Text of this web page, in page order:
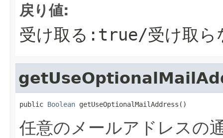
戻り値:
受け取る:true/受け取
public Boolean getUseOptionalMailAddress()
任意のメールアドレスの